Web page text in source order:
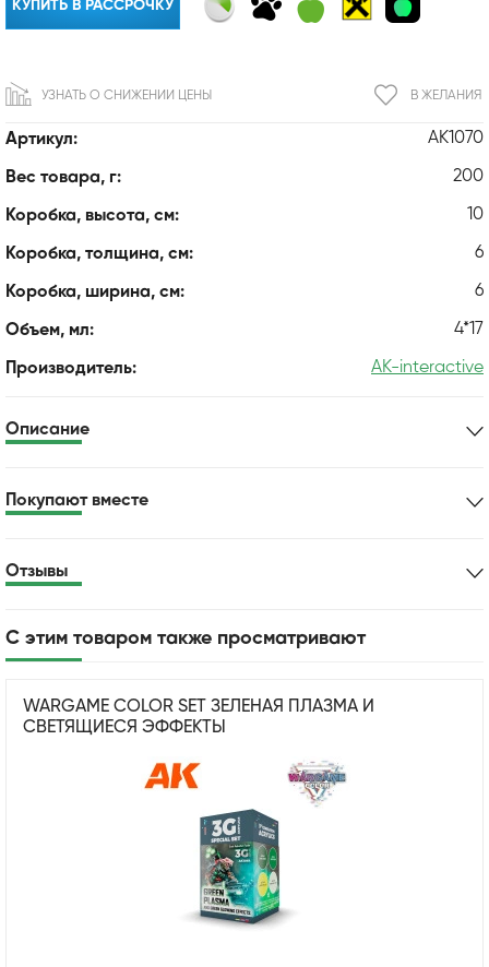
Артикул: AK1070
Вес товара, г: 200
Коробка, высота, см: 10
Коробка, толщина, см: 6
Коробка, ширина, см: 6
Объем, мл: 4*17
Производитель: AK-interactive
КУПИТЬ В РАССРОЧКУ
В ЖЕЛАНИЯ
УЗНАТЬ О СНИЖЕНИИ ЦЕНЫ
Описание
Покупают вместе
Отзывы
С этим товаром также просматривают
WARGAME COLOR SET ЗЕЛЕНАЯ ПЛАЗМА И
СВЕТЯЩИЕСЯ ЭФФЕКТЫ